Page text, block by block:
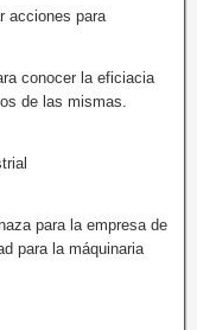
acciones para
conocer la eficiacia
de las mismas.
para la empresa de
para la máquinaria